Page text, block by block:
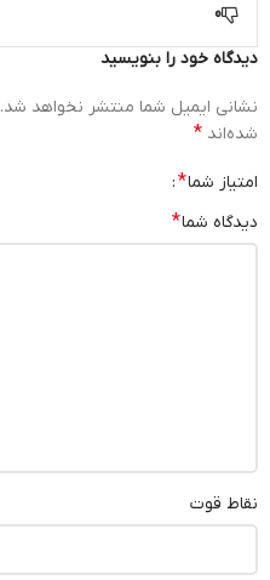
0
دیدگاه خود را بنویسید
نشانی ایمیل شما منتشر نخواهد شد.
شده‌اند *
امتیاز شما*
دیدگاه شما*
نقاط قوت